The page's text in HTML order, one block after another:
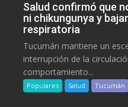
Salud confirmó que
ni chikungunya y
respiratoria
Tucumán mantiene un
interrupción de la
comportamiento...
Populares Salud Tucumán